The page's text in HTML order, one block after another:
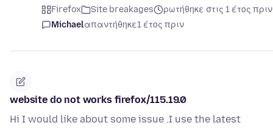
Firefox Site breakages
ρωτήθηκε στις 1 έτος πριν
Michaelαπαντήθηκε1 έτος πριν
website do not works firefox/115.19.0
Hi I would like about some issue .I use the latest